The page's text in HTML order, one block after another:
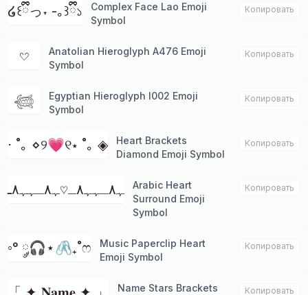
໒꒰ྀིっ˕ -｡꒱ྀི১
Complex Face Lao Emoji
Symbol
Копировать
𔘓
Anatolian Hieroglyph A476 Emoji
Symbol
Копировать
𓆉
Egyptian Hieroglyph I002 Emoji
Symbol
Копировать
⋅ ˚｡ ⋄୨💗୧⋆ ˚｡ ◈
Heart Brackets
Diamond Emoji Symbol
Копировать
ﮩ٨ـﮩﮩ٨ـ♡ﮩ٨ـﮩﮩ٨ـ
Arabic Heart
Surround Emoji
Symbol
Копировать
◦° ༘🎧⋆🖇₊˚ෆ
Music Paperclip Heart
Emoji Symbol
Копировать
Name Stars Brackets
Копировать